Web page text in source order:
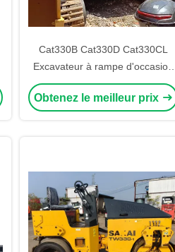
Cat330B Cat330D Cat330CL
Excavateur à rampe d'occasion
30 tonnes Moteur japonais
d'origine en stock
Obtenez le meilleur prix